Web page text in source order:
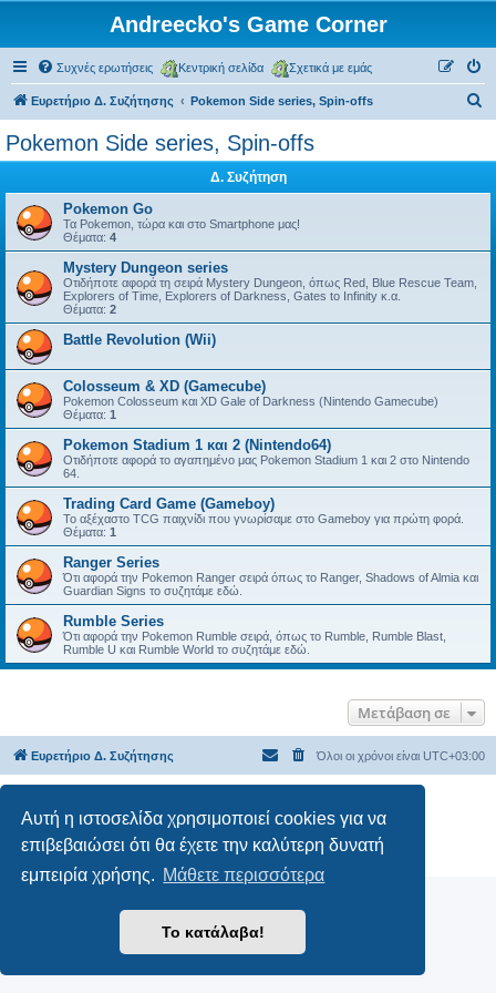
Αυτή η ιστοσελίδα χρησιμοποιεί cookies για να
επιβεβαιώσει ότι θα έχετε την καλύτερη δυνατή
εμπειρία χρήσης. Μάθετε περισσότερα
Το κατάλαβα!
Andreecko's Game Corner
Συχνές ερωτήσεις Κεντρική σελίδα Σχετικά με εμάς
Ευρετήριο Δ. Συζήτησης Pokemon Side series, Spin-offs
Pokemon Side series, Spin-offs
Δ. Συζήτηση
Pokemon Go
Τα Pokemon, τώρα και στο Smartphone μας!
Θέματα: 4
Mystery Dungeon series
Οτιδήποτε αφορά τη σειρά Mystery Dungeon, όπως Red, Blue Rescue Team,
Explorers of Time, Explorers of Darkness, Gates to Infinity κ.α.
Θέματα: 2
Battle Revolution (Wii)
Colosseum & XD (Gamecube)
Pokemon Colosseum και XD Gale of Darkness (Nintendo Gamecube)
Θέματα: 1
Pokemon Stadium 1 και 2 (Nintendo64)
Οτιδήποτε αφορά το αγαπημένο μας Pokemon Stadium 1 και 2 στο Nintendo
64.
Trading Card Game (Gameboy)
Το αξέχαστο TCG παιχνίδι που γνωρίσαμε στο Gameboy για πρώτη φορά.
Θέματα: 1
Ranger Series
Ότι αφορά την Pokemon Ranger σειρά όπως το Ranger, Shadows of Almia και
Guardian Signs το συζητάμε εδώ.
Rumble Series
Ότι αφορά την Pokemon Rumble σειρά, όπως το Rumble, Rumble Blast,
Rumble U και Rumble World το συζητάμε εδώ.
Μετάβαση σε
Ευρετήριο Δ. Συζήτησης Όλοι οι χρόνοι είναι UTC+03:00
Ελληνική μετάφραση από το
Απόρρητο |Όροι